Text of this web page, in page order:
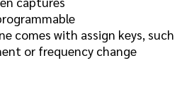
comes with assign keys, such
or frequency change